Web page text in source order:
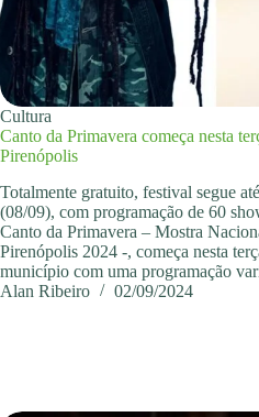
Cultura
Canto da Primavera começa nesta
Pirenópolis
Totalmente gratuito, festival segue
(08/09), com programação de 60
Canto da Primavera – Mostra
Pirenópolis 2024 -, começa nesta
município com uma programação
Alan Ribeiro
02/09/2024